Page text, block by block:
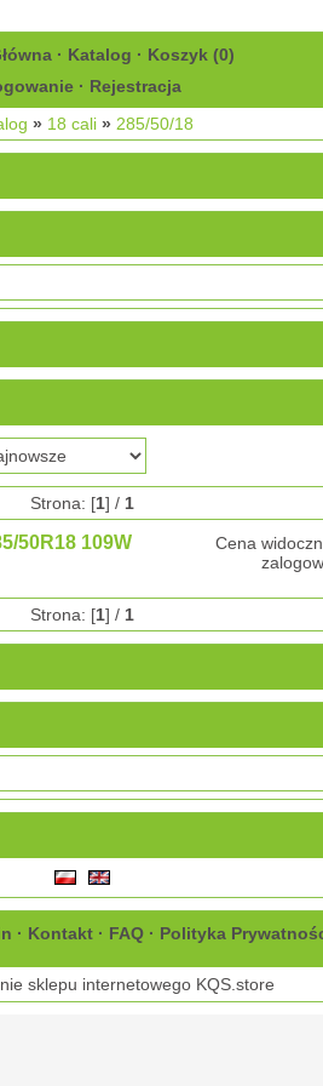
· Katalog · Koszyk (0)
· Rejestracja
» 18 cali » 285/50/18
Strona: [1] / 1
50R18 109W
Cena
Strona: [1] / 1
· Kontakt · FAQ · Polityka
sklepu internetowegoKQS.store